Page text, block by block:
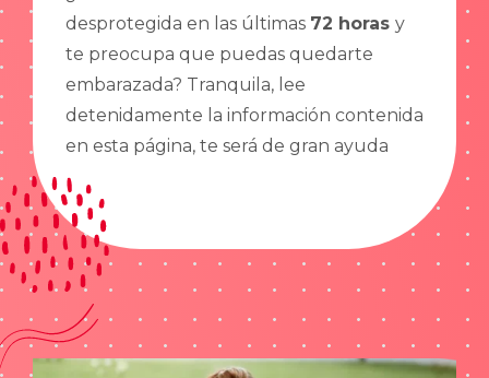
desprotegida en las últimas 72 horas y
te preocupa que puedas quedarte
embarazada? Tranquila, lee
detenidamente la información contenida
en esta página, te será de gran ayuda